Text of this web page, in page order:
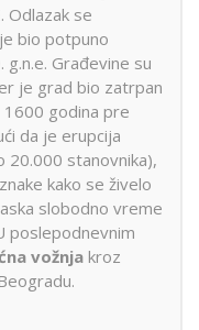
Odlazak se
bio potpuno
g.n.e. Građevine su
je grad bio zatrpan
1600 godina pre
da je erupcija
20.000 stanovnika),
kako se živelo
slobodno vreme
poslepodnevnim
vožnja kroz